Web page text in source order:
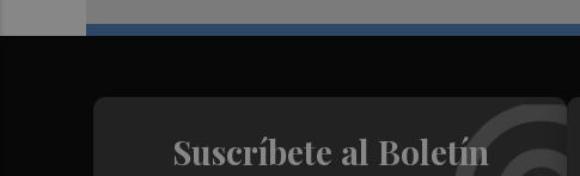
Suscríbete al Boletín